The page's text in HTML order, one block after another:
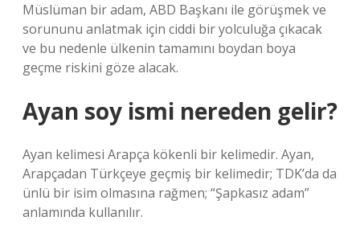
Müslüman bir adam, ABD Başkanı ile görüşmek ve
sorununu anlatmak için ciddi bir yolculuğa çıkacak
ve bu nedenle ülkenin tamamını boydan boya
geçme riskini göze alacak.
Ayan soy ismi nereden gelir?
Ayan kelimesi Arapça kökenli bir kelimedir. Ayan,
Arapçadan Türkçeye geçmiş bir kelimedir; TDK’da da
ünlü bir isim olmasına rağmen; “Şapkasız adam”
anlamında kullanılır.